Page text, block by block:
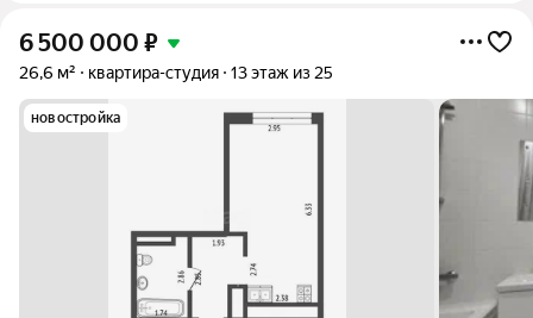
6 500 000 ₽
26,6 м² квартира-студия 13 этаж из 25
новостройка